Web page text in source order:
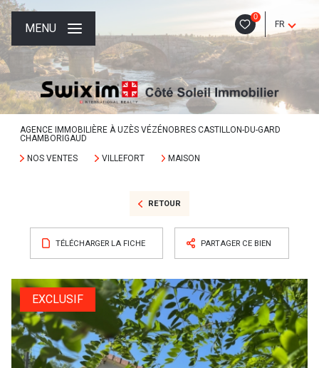
0
FR
MENU
AGENCE IMMOBILIÈRE À UZÈS VÉZÉNOBRES CASTILLON-DU-GARD
CHAMBORIGAUD
NOS VENTES
VILLEFORT MAISON
RETOUR
TÉLÉCHARGER LA FICHE PARTAGER CE BIEN
EXCLUSIF